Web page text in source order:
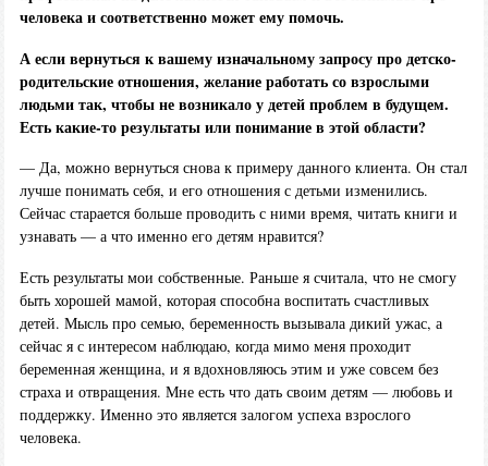
человека и соответственно может ему помочь.
А если вернуться к вашему изначальному запросу про детско-
родительские отношения, желание работать со взрослыми
людьми так, чтобы не возникало у детей проблем в будущем.
Есть какие-то результаты или понимание в этой области?
— Да, можно вернуться снова к примеру данного клиента. Он стал
лучше понимать себя, и его отношения с детьми изменились.
Сейчас старается больше проводить с ними время, читать книги и
узнавать — а что именно его детям нравится?
Есть результаты мои собственные. Раньше я считала, что не смогу
быть хорошей мамой, которая способна воспитать счастливых
детей. Мысль про семью, беременность вызывала дикий ужас, а
сейчас я с интересом наблюдаю, когда мимо меня проходит
беременная женщина, и я вдохновляюсь этим и уже совсем без
страха и отвращения. Мне есть что дать своим детям — любовь и
поддержку. Именно это является залогом успеха взрослого
человека.